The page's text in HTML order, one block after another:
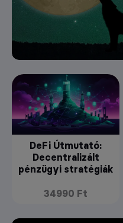
DeFi Útmutató:
Decentralizált
pénzügyi stratégiák
34990 Ft